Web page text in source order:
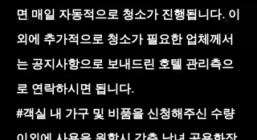
면 매일 자동적으로 청소가 진행됩니다. 이
외에 추가적으로 청소가 필요한 업체께서
는 공지사항으로 보내드린 호텔 관리측으
로 연락하시면 됩니다.
#객실 내 가구 및 비품을 신청해주신 수량